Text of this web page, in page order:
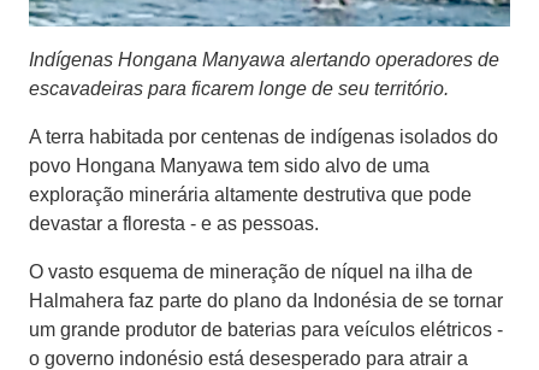
Indígenas Hongana Manyawa alertando operadores de
escavadeiras para ficarem longe de seu território.
A terra habitada por centenas de indígenas isolados do
povo Hongana Manyawa tem sido alvo de uma
exploração minerária altamente destrutiva que pode
devastar a floresta - e as pessoas.
O vasto esquema de mineração de níquel na ilha de
Halmahera faz parte do plano da Indonésia de se tornar
um grande produtor de baterias para veículos elétricos -
o governo indonésio está desesperado para atrair a